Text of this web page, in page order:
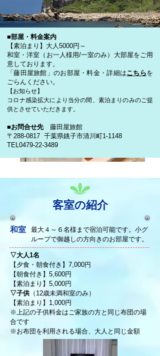
■部屋・料金案内
【素泊まり】大人5000円～
和室・洋室（お一人様用/一室のみ）大部屋をご用
意しております。
「藤田屋旅館」のお部屋・料金・詳細はこちらを
ごらんください。
【お知らせ】
​コロナ感染拡大により当分の間、素泊まりのみのご提
供とさせていただきます。
■お問合せ先藤田屋旅館
〒288-0817 千葉県銚子市清川町1-1148
TEL0479-22-3489
客室の紹介
和室
最大４～６名様まで宿泊可能です。小グ
ループで御越しの方向きのお部屋です。
▽大人1名
【夕食・朝食付き】7,000円
【朝食付き】5,600円
【素泊まり】5,000円
▽子供（12歳未満和室のみ）
【素泊まり】1,000円
※上記の子供料金はご家族の方と同じ布団の場
合です
※お布団を利用される場合、大人と同じ金額